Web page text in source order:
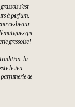
s’est
à parfum.
ces beaux
qui
grassoise !
tradition, la
le lieu
de